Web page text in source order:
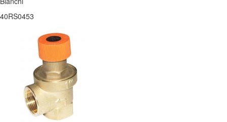
40RS0453